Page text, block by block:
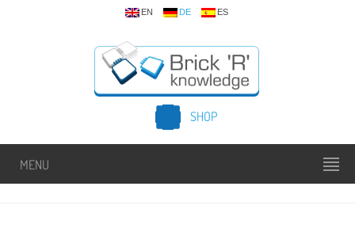
EN DE ES
SHOP
MENU